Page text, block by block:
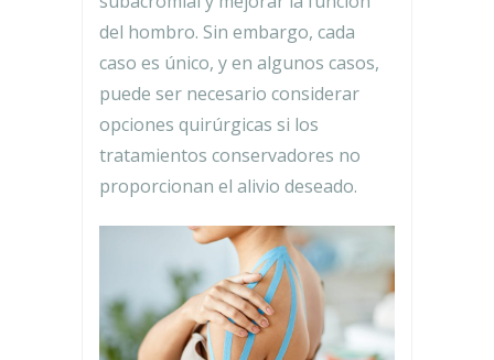
del hombro. Sin embargo, cada
caso es único, y en algunos casos,
puede ser necesario considerar
opciones quirúrgicas si los
tratamientos conservadores no
proporcionan el alivio deseado.